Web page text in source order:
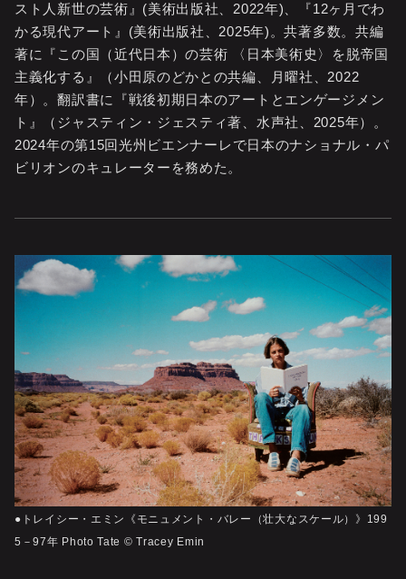
スト人新世の芸術』(美術出版社、2022年)、『12ヶ月でわ
かる現代アート』(美術出版社、2025年)。共著多数。共編
著に『この国（近代日本）の芸術 〈日本美術史〉を脱帝国
主義化する』（小田原のどかとの共編、月曜社、2022
年）。翻訳書に『戦後初期日本のアートとエンゲージメン
ト』（ジャスティン・ジェスティ著、水声社、2025年）。
2024年の第15回光州ビエンナーレで日本のナショナル・パ
ビリオンのキュレーターを務めた。
●トレイシー・エミン《モニュメント・バレー（壮大なスケール）》199
5－97年 Photo Tate © Tracey Emin